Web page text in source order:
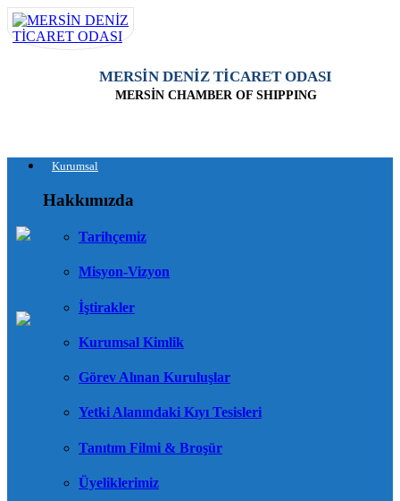
MERSİN DENİZ TİCARET ODASI
MERSİN CHAMBER OF SHIPPING
Kurumsal
Hakkımızda
Tarihçemiz
Misyon-Vizyon
İştirakler
Kurumsal Kimlik
Görev Alınan Kuruluşlar
Yetki Alanındaki Kıyı Tesisleri
Tanıtım Filmi & Broşür
Üyeliklerimiz